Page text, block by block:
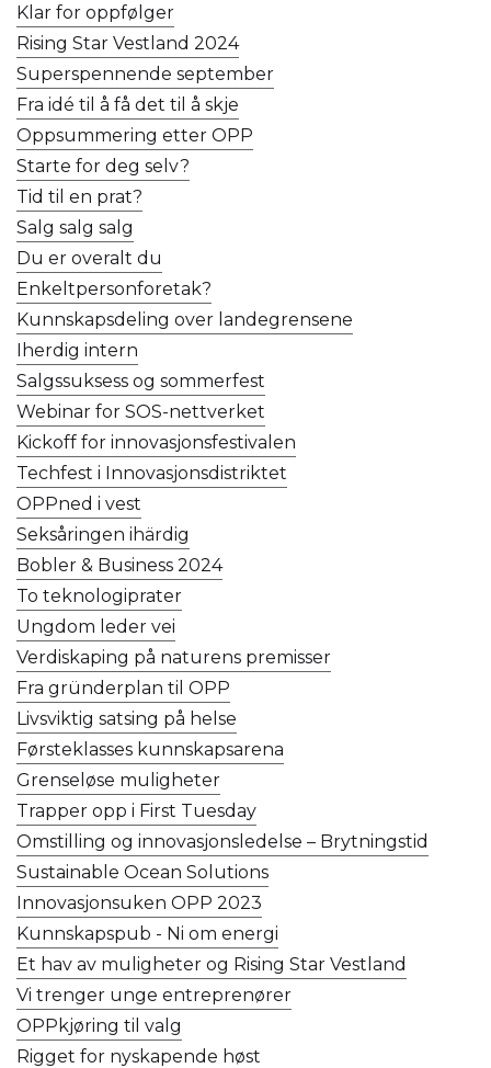
Klar for oppfølger
Rising Star Vestland 2024
Superspennende september
Fra idé til å få det til å skje
Oppsummering etter OPP
Starte for deg selv?
Tid til en prat?
Salg salg salg
Du er overalt du
Enkeltpersonforetak?
Kunnskapsdeling over landegrensene
Iherdig intern
Salgssuksess og sommerfest
Webinar for SOS-nettverket
Kickoff for innovasjonsfestivalen
Techfest i Innovasjonsdistriktet
OPPned i vest
Seksåringen ihärdig
Bobler & Business 2024
To teknologiprater
Ungdom leder vei
Verdiskaping på naturens premisser
Fra gründerplan til OPP
Livsviktig satsing på helse
Førsteklasses kunnskapsarena
Grenseløse muligheter
Trapper opp i First Tuesday
Omstilling og innovasjonsledelse – Brytningstid
Sustainable Ocean Solutions
Innovasjonsuken OPP 2023
Kunnskapspub - Ni om energi
Et hav av muligheter og Rising Star Vestland
Vi trenger unge entreprenører
OPPkjøring til valg
Rigget for nyskapende høst